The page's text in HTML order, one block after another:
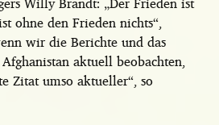
ohne den Frieden nichts“,
wir die Berichte und das
aktuell beobachten,
Zitat umso aktueller“, so